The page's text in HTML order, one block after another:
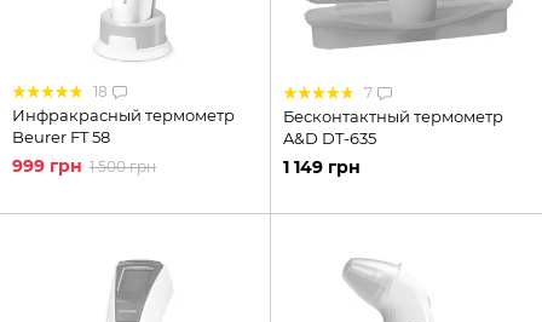
18
Инфракрасный термометр
Beurer FT 58
999 грн 1 500 грн
7
Бесконтактный термометр
A&D DT-635
1 149 грн